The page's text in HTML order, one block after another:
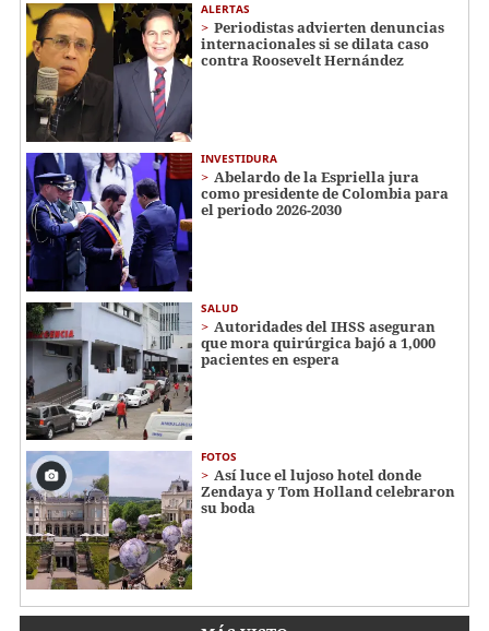
ALERTAS
Periodistas advierten denuncias
internacionales si se dilata caso
contra Roosevelt Hernández
INVESTIDURA
Abelardo de la Espriella jura
como presidente de Colombia para
el periodo 2026-2030
SALUD
Autoridades del IHSS aseguran
que mora quirúrgica bajó a 1,000
pacientes en espera
FOTOS
Así luce el lujoso hotel donde
Zendaya y Tom Holland celebraron
su boda